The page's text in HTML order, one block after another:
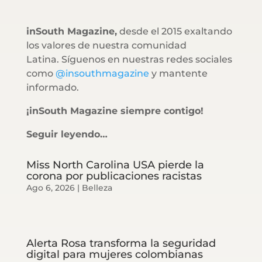
inSouth Magazine,desde el 2015 exaltando
los valores de nuestra comunidad
Latina. Síguenos en nuestras redes sociales
como @insouthmagazine y mantente
informado.
¡inSouth Magazine siempre contigo!
Seguir leyendo…
Miss North Carolina USA pierde la
corona por publicaciones racistas
Ago 6, 2026| Belleza
Alerta Rosa transforma la seguridad
digital para mujeres colombianas